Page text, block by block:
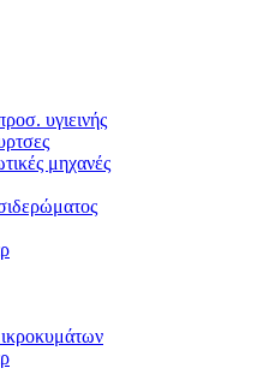
υγιεινής
μηχανές